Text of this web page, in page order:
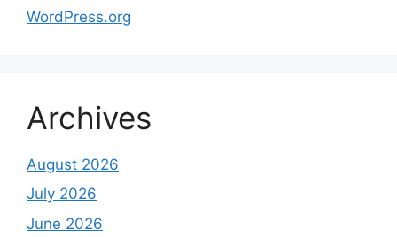
WordPress.org
Archives
August 2026
July 2026
June 2026